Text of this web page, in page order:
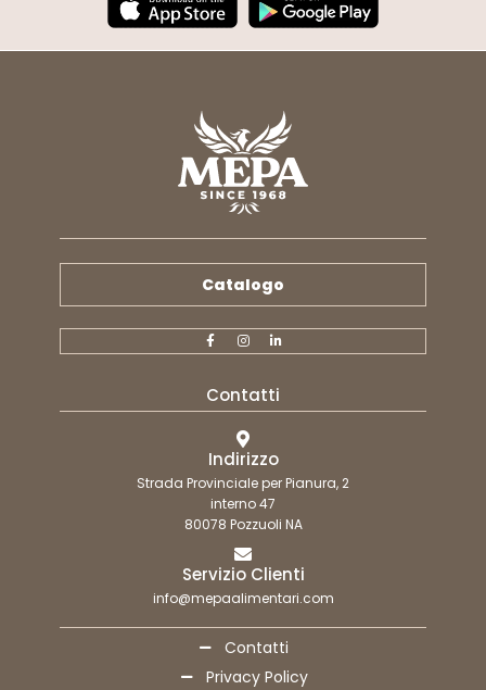
Catalogo
Contatti
Indirizzo
Strada Provinciale per Pianura, 2
interno 47
80078 Pozzuoli NA
Servizio Clienti
info@mepaalimentari.com
Contatti
Privacy Policy